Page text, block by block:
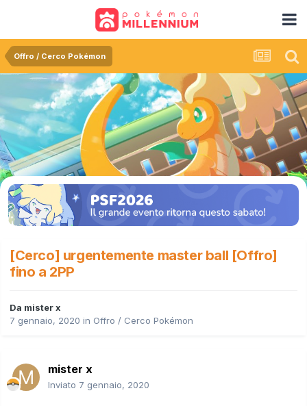
Offro / Cerco Pokémon
[Cerco] urgentemente master ball [Offro]
fino a 2PP
Da mister x
7 gennaio, 2020 in Offro / Cerco Pokémon
mister x
Inviato 7 gennaio, 2020